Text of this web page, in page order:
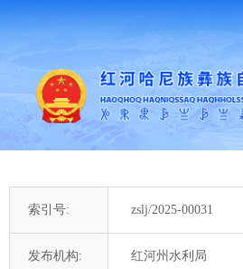
索引号: zslj/2025-00031
发布机构: 红河州水利局